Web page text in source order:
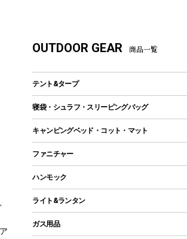
OUTDOOR GEAR 商品一覧
テント&タープ
テント
ツールームテント
ワンポールテント
シェルターテント
ロッジ型・オリジナルテント
寝袋・シュラフ・スリーピングバッグ
レクタングラー型（封筒型）シュラフ
インナーシュラフ
キャンピングベッド・コット・マット
キャンピングベッド・コット
インフレータブルマット
ファニチャー
アウトドアテーブル
レジャーシート
ハンモック
ライト&ランタン
LEDランタン
ガス用品